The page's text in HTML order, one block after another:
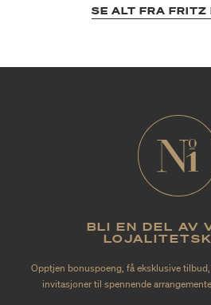
SE ALT FRA FRITZ
BLI EN DEL AV
Opptjen bonuspoeng, få eksklusive
invitasjoner til spennende